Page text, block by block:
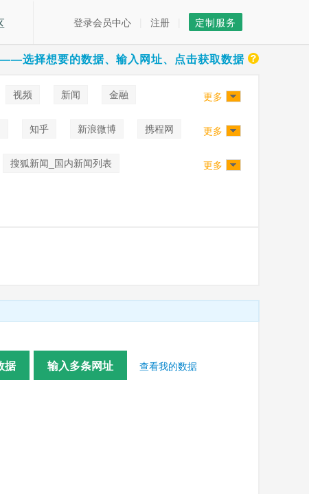
登录会员中心 注册 定制服务
选择想要的数据、输入网址、点击获取数据
视频 新闻
金融
更多
知乎 新浪微博
携程网
更多
搜狐新闻_国内新闻列表
更多
据 输入多条网址 查看我的数据